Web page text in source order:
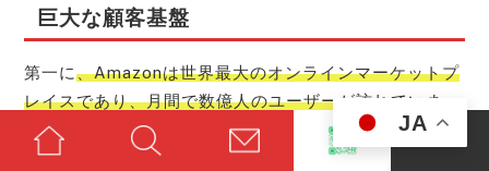
巨大な顧客基盤
第一に、Amazonは世界最大のオンラインマーケットプ
レイスであり、月間で数億人のユーザーが訪れていま
す。これにより、自分の商品の見込み客が大量に存在
し、自然と販売機会が広がるのです。例えば、特定のニ
JA